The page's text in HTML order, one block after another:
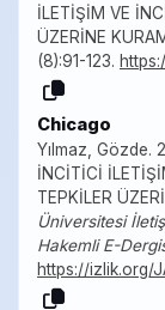
İLETİŞİM VE
ÜZERİNE
(8):91-123.
Chicago
Yılmaz, Gözde.
İNCİTİCİ
TEPKİLER
Üniversitesi
Hakemli E-
https://izlik.org/